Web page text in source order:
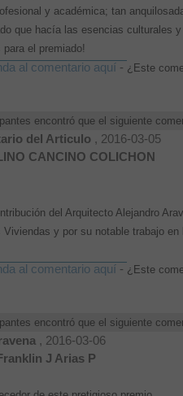
y académica; tan
que hacía las esencias culturales
el premiado!
al comentario aquí - ¿Este
encontró que el siguiente
del Articulo , 2016-03-05
CANCINO COLICHON
del Arquitecto Alejandro
y por su notable trabajo en
al comentario aquí - ¿Este
encontró que el siguiente
, 2016-03-06
J Arias P